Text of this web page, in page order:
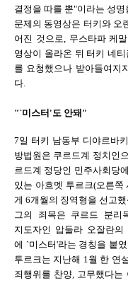
결정을 따를 뿐"이라는 성명
문제의 동영상은 터키와 오
어진 것으로, 무스타파 케
영상이 올라온 뒤 터키 네
를 요청했으나 받아들여지
다.
"`미스터'도 안돼"
7일 터키 남동부 디야르바
방법원은 쿠르드계 정치인
르드계 정당인 민주사회당
있는 아흐멧 투르크(오른쪽
게 6개월의 징역형을 선고
그의 죄목은 쿠르드 분리
지도자인 압둘라 오잘란의
에 `미스터'라는 경칭을 붙
투르크는 지난해 1월 한 연
죄행위를 찬양, 고무했다